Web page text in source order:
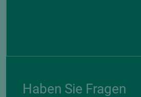
Haben Sie Fragen